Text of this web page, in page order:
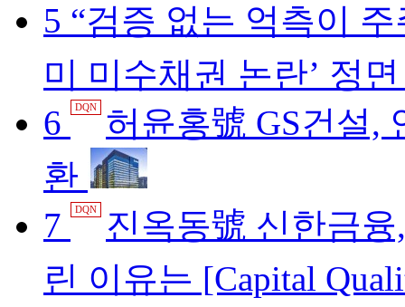
5 “검증 없는 억측이
미 미수채권 논란’ 정
6
DQN
허윤홍號 GS건설,
환
7
DQN
진옥동號 신한금융,
린 이유는 [Capital